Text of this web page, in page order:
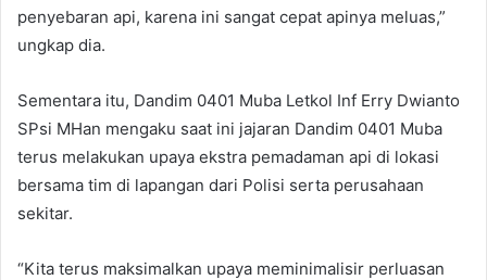
penyebaran api, karena ini sangat cepat apinya meluas,”
ungkap dia.
Sementara itu, Dandim 0401 Muba Letkol Inf Erry Dwianto
SPsi MHan mengaku saat ini jajaran Dandim 0401 Muba
terus melakukan upaya ekstra pemadaman api di lokasi
bersama tim di lapangan dari Polisi serta perusahaan
sekitar.
“Kita terus maksimalkan upaya meminimalisir perluasan